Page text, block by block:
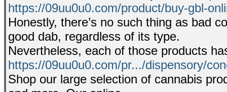
https://09uu0u0.com/product/buy-gbl-
Honestly, there’s no such thing as bad
good dab, regardless of its type.
Nevertheless, each of those products
https://09uu0u0.com/pr.../dispensory/
Shop our large selection of cannabis